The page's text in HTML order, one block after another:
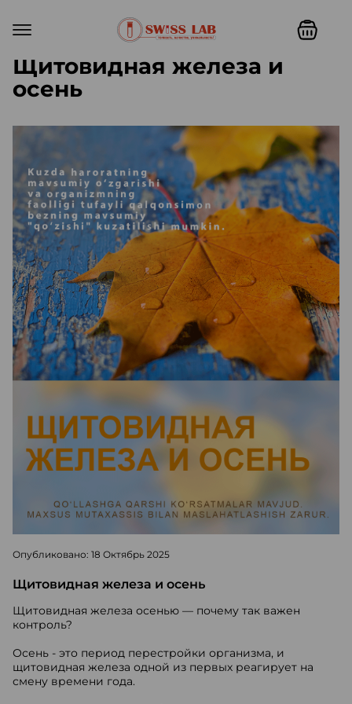
Щитовидная железа и
осень
Опубликовано: 18 Октябрь 2025
Щитовидная железа и осень
Щитовидная железа осенью — почему так важен
контроль?
Осень - это период перестройки организма, и
щитовидная железа одной из первых реагирует на
смену времени года.